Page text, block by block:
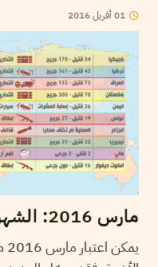
01أفريل2016
مارس 2016: الشهر الدّامي